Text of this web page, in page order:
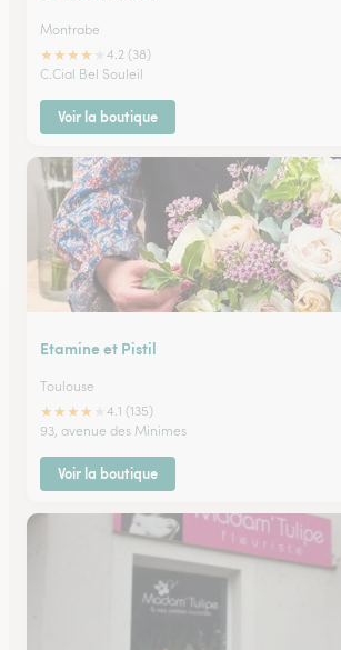
Montrabe
★★★★
4.2 (38)
C.Cial Bel Souleil
Voir la boutique
Etamine et Pistil
Toulouse
★★★★
4.1 (135)
93, avenue des Minimes
Voir la boutique